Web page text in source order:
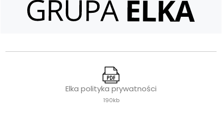
Elka polityka prywatności
190kb